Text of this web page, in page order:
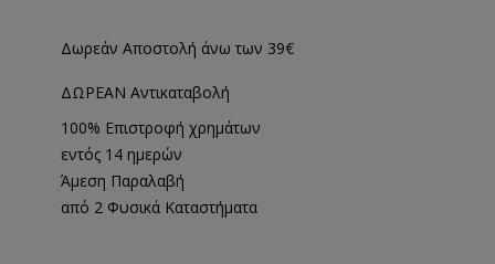
Δωρεάν Αποστολή άνω των 39€
ΔΩΡΕΑΝ Αντικαταβολή
100% Επιστροφή χρημάτων
εντός 14 ημερών
Άμεση Παραλαβή
από 2 Φυσικά Καταστήματα